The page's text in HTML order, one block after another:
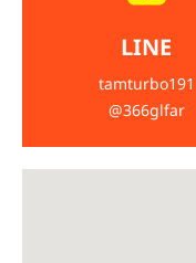
LINE
tamturbo191
@366glfar